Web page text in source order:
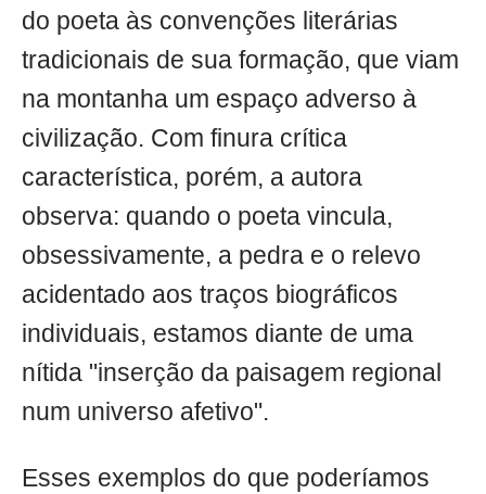
do poeta às convenções literárias
tradicionais de sua formação, que viam
na montanha um espaço adverso à
civilização. Com finura crítica
característica, porém, a autora
observa: quando o poeta vincula,
obsessivamente, a pedra e o relevo
acidentado aos traços biográficos
individuais, estamos diante de uma
nítida "inserção da paisagem regional
num universo afetivo".
Esses exemplos do que poderíamos